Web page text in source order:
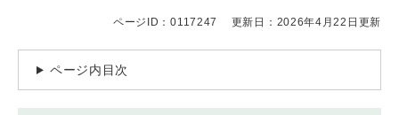
ページID：0117247 更新日：2026年4月22日更新
ページ内目次